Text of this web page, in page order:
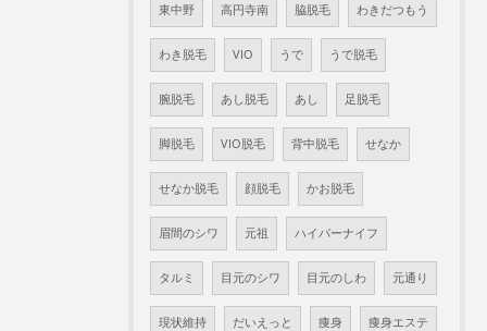
東中野 高円寺南 脇脱毛 わきだつもう
わき脱毛 VIO うで うで脱毛
腕脱毛 あし脱毛 あし 足脱毛
脚脱毛 VIO脱毛 背中脱毛 せなか
せなか脱毛 顔脱毛 かお脱毛
眉間のシワ 元祖 ハイパーナイフ
タルミ 目元のシワ 目元のしわ 元通り
現状維持 だいえっと 痩身 痩身エステ